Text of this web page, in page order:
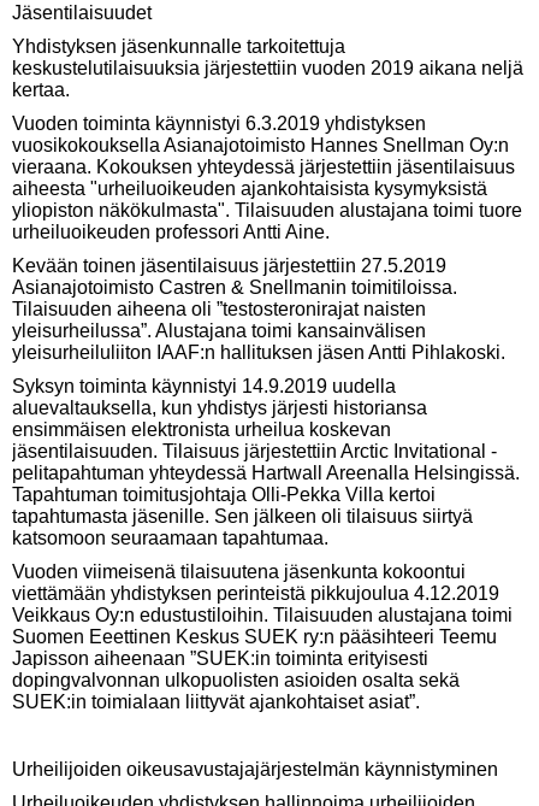
Jäsentilaisuudet
Yhdistyksen jäsenkunnalle tarkoitettuja
keskustelutilaisuuksia järjestettiin vuoden 2019 aikana neljä
kertaa.
Vuoden toiminta käynnistyi 6.3.2019 yhdistyksen
vuosikokouksella Asianajotoimisto Hannes Snellman Oy:n
vieraana. Kokouksen yhteydessä järjestettiin jäsentilaisuus
aiheesta "urheiluoikeuden ajankohtaisista kysymyksistä
yliopiston näkökulmasta". Tilaisuuden alustajana toimi tuore
urheiluoikeuden professori Antti Aine.
Kevään toinen jäsentilaisuus järjestettiin 27.5.2019
Asianajotoimisto Castren & Snellmanin toimitiloissa.
Tilaisuuden aiheena oli ”testosteronirajat naisten
yleisurheilussa”. Alustajana toimi kansainvälisen
yleisurheiluliiton IAAF:n hallituksen jäsen Antti Pihlakoski.
Syksyn toiminta käynnistyi 14.9.2019 uudella
aluevaltauksella, kun yhdistys järjesti historiansa
ensimmäisen elektronista urheilua koskevan
jäsentilaisuuden. Tilaisuus järjestettiin Arctic Invitational -
pelitapahtuman yhteydessä Hartwall Areenalla Helsingissä.
Tapahtuman toimitusjohtaja Olli-Pekka Villa kertoi
tapahtumasta jäsenille. Sen jälkeen oli tilaisuus siirtyä
katsomoon seuraamaan tapahtumaa.
Vuoden viimeisenä tilaisuutena jäsenkunta kokoontui
viettämään yhdistyksen perinteistä pikkujoulua 4.12.2019
Veikkaus Oy:n edustustiloihin. Tilaisuuden alustajana toimi
Suomen Eeettinen Keskus SUEK ry:n pääsihteeri Teemu
Japisson aiheenaan ”SUEK:in toiminta erityisesti
dopingvalvonnan ulkopuolisten asioiden osalta sekä
SUEK:in toimialaan liittyvät ajankohtaiset asiat”.
Urheilijoiden oikeusavustajajärjestelmän käynnistyminen